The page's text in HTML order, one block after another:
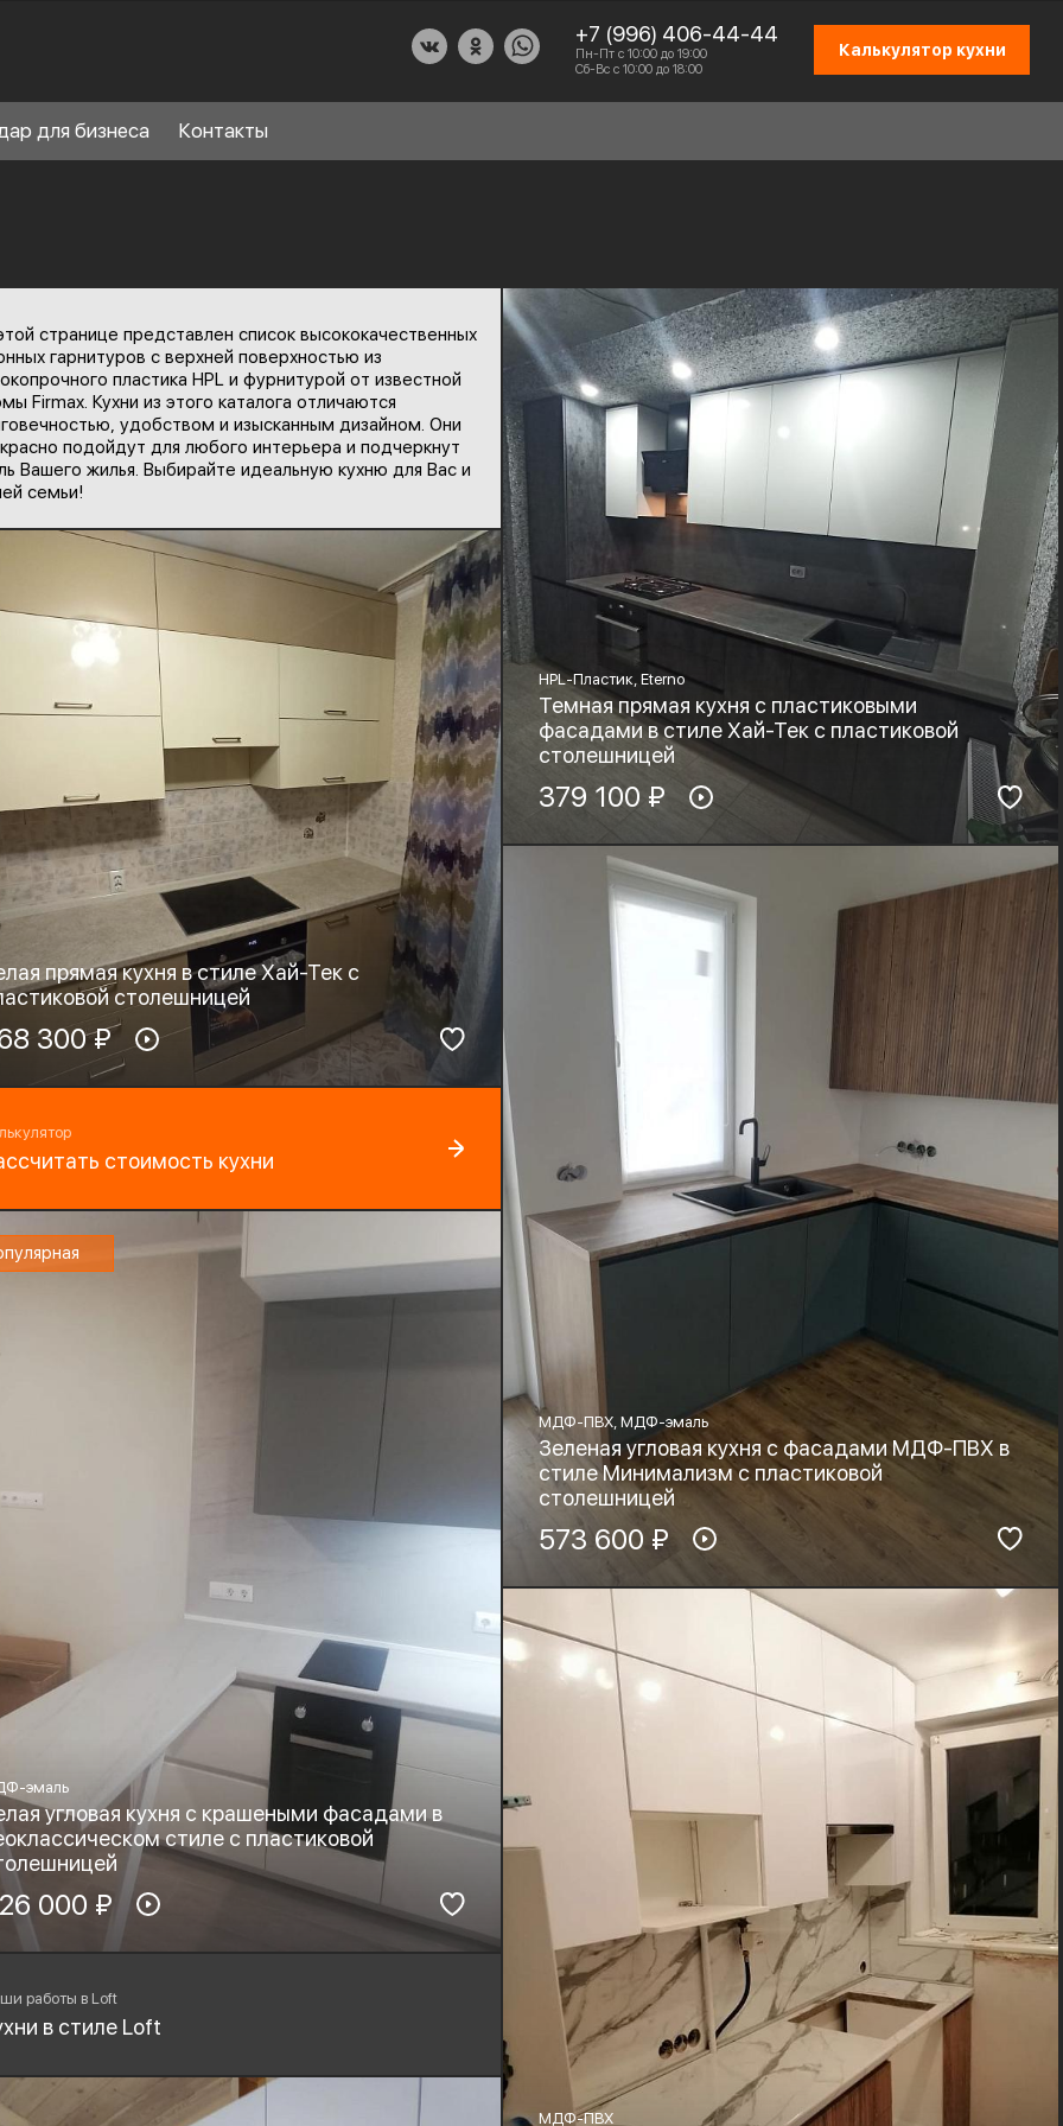
+7 (996) 406-44-44
Пн-Пт с 10:00 до 19:00
Сб-Вс с 10:00 до 18:00
Калькулятор кухни
НАШИ УСЛУГИ
СПРАВОЧНЫЙ РАЗДЕЛ
ПАРТНЕРЫ
СХЕМА РАБОТЫ
ОТЗЫВЫ КЛИЕНТОВ
ПРИСОЕДИНИТЬСЯ К КОМАНДЕ
КОНТАКТЫ
для бизнеса Контакты
странице представлен список высококачественных
гарнитуров с верхней поверхностью из
пластика HPL и фурнитурой от известной
Firmax. Кухни из этого каталога отличаются
удобством и изысканным дизайном. Они
подойдут для любого интерьера и подчеркнут
Вашего жилья. Выбирайте идеальную кухню для Вас и
семьи!
HPL-Пластик, Eterno
Темная прямая кухня с пластиковыми
фасадами в стиле Хай-Тек с пластиковой
столешницей
Материал фасадов:
HPL-Пластик, Eterno
Материал столешницы:
HPL+основа
Фурнитура:
Хай-тек, Минимализм
379 100 ₽
прямая кухня в стиле Хай-Тек с
столешницей
фасадов: Материал столешницы:
HPL+основа
300 ₽
МДФ-ПВХ, МДФ-эмаль
Зеленая угловая кухня с фасадами МДФ-ПВХ в
стиле Минимализм с пластиковой
столешницей
Материал фасадов:
МДФ-ПВХ, МДФ-эмаль
Материал столешницы:
HPL+основа
Фурнитура:
Boyard, Blum Минимализм
573 600 ₽
стоимость кухни
эмаль
угловая кухня с крашеными фасадами в
стиле с пластиковой
фасадов:
эмаль
Материал столешницы:
000 ₽
МДФ-ПВХ
работы в Loft
в стиле Loft